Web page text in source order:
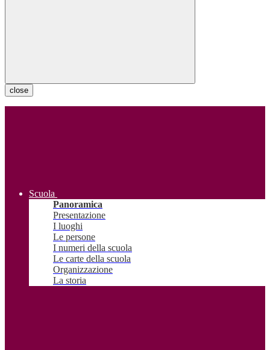
close
Scuola
Panoramica
Presentazione
I luoghi
Le persone
I numeri della scuola
Le carte della scuola
Organizzazione
La storia